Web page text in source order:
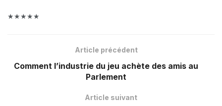
★★★★★
Article précédent
Comment l’industrie du jeu achète des amis au
Parlement
Article suivant